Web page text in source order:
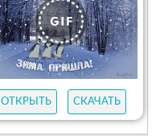
ОТКРЫТЬ СКАЧАТЬ